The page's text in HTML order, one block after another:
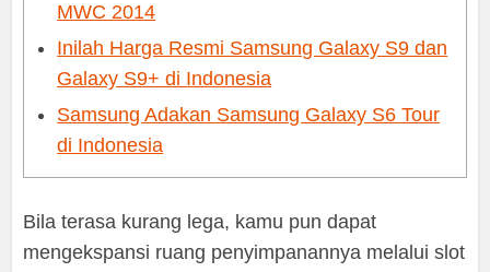
MWC 2014
Inilah Harga Resmi Samsung Galaxy S9 dan
Galaxy S9+ di Indonesia
Samsung Adakan Samsung Galaxy S6 Tour
di Indonesia
Bila terasa kurang lega, kamu pun dapat
mengekspansi ruang penyimpanannya melalui slot